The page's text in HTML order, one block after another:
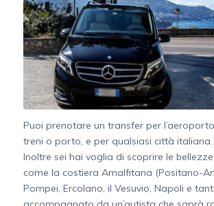
Puoi prenotare un transfer per
treni o porto, e per qualsiasi città italiana.
Inoltre sei hai voglia di scoprire le
come la costiera Amalfitana (Positano-
Pompei, Ercolano, il Vesuvio, Napoli e